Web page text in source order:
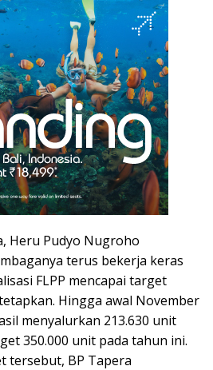
Heru Pudyo Nugroho
terus bekerja keras
FLPP mencapai target
Hingga awal November
menyalurkan 213.630 unit
350.000 unit pada tahun ini.
tersebut, BP Tapera